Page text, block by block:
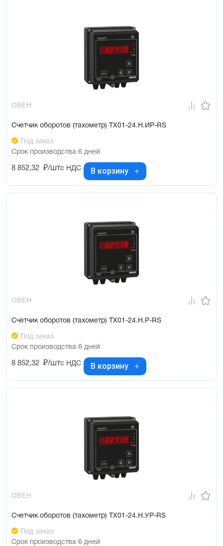
ОВЕН
Счетчик оборотов (тахометр) ТХ01-24.Н.ИР-RS
Под заказ
Срок производства 6 дней
8 852,32 ₽/штс НДС В корзину
ОВЕН
Счетчик оборотов (тахометр) ТХ01-24.Н.Р-RS
Под заказ
Срок производства 6 дней
8 852,32 ₽/штс НДС В корзину
ОВЕН
Счетчик оборотов (тахометр) ТХ01-24.Н.УР-RS
Под заказ
Срок производства 6 дней